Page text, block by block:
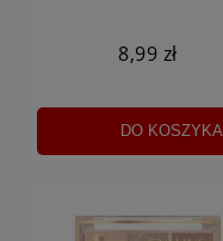
8,99 zł
DO KOSZYKA